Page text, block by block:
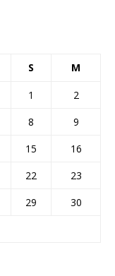
S M
1
2
8
9
15
16
22
23
29
30